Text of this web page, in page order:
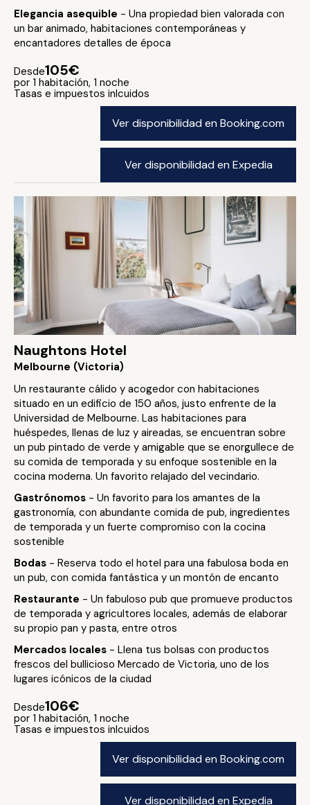
Elegancia asequible - Una propiedad bien valorada con
un bar animado, habitaciones contemporáneas y
encantadores detalles de época
Desde105€
por 1 habitación, 1 noche
Tasas e impuestos inlcuidos
Ver disponibilidad en Booking.com
Ver disponibilidad en Expedia
Naughtons Hotel
Melbourne (Victoria)
Un restaurante cálido y acogedor con habitaciones
situado en un edificio de 150 años, justo enfrente de la
Universidad de Melbourne. Las habitaciones para
huéspedes, llenas de luz y aireadas, se encuentran sobre
un pub pintado de verde y amigable que se enorgullece de
su comida de temporada y su enfoque sostenible en la
cocina moderna. Un favorito relajado del vecindario.
Gastrónomos - Un favorito para los amantes de la
gastronomía, con abundante comida de pub, ingredientes
de temporada y un fuerte compromiso con la cocina
sostenible
Bodas - Reserva todo el hotel para una fabulosa boda en
un pub, con comida fantástica y un montón de encanto
Restaurante - Un fabuloso pub que promueve productos
de temporada y agricultores locales, además de elaborar
su propio pan y pasta, entre otros
Mercados locales - Llena tus bolsas con productos
frescos del bullicioso Mercado de Victoria, uno de los
lugares icónicos de la ciudad
Desde106€
por 1 habitación, 1 noche
Tasas e impuestos inlcuidos
Ver disponibilidad en Booking.com
Ver disponibilidad en Expedia